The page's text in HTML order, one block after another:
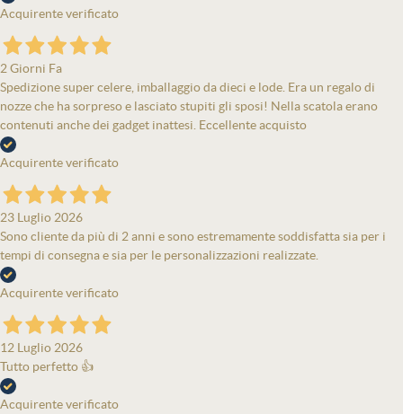
Acquirente verificato
2 Giorni Fa
Spedizione super celere, imballaggio da dieci e lode. Era un regalo di
nozze che ha sorpreso e lasciato stupiti gli sposi! Nella scatola erano
contenuti anche dei gadget inattesi. Eccellente acquisto
Acquirente verificato
23 Luglio 2026
Sono cliente da più di 2 anni e sono estremamente soddisfatta sia per i
tempi di consegna e sia per le personalizzazioni realizzate.
Acquirente verificato
12 Luglio 2026
Tutto perfetto 👍
Acquirente verificato